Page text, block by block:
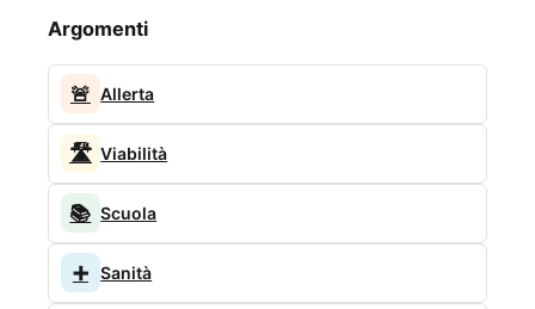
Argomenti
🚨 Allerta
🛣️ Viabilità
📚 Scuola
➕ Sanità